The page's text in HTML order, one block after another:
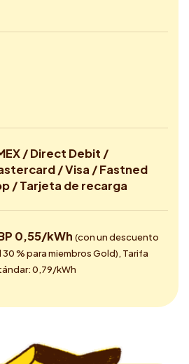
/ Direct Debit /
/ Visa / Fastned
/ Tarjeta de recarga
0,55/kWh (con un descuento
30 % para miembros Gold), Tarifa
0,79/kWh